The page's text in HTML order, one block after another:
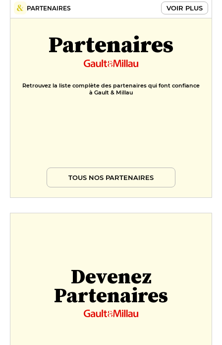
PARTENAIRES VOIR PLUS
Partenaires
Retrouvez la liste complète des partenaires qui font confiance
à Gault & Millau
TOUS NOS PARTENAIRES
Devenez
Partenaires